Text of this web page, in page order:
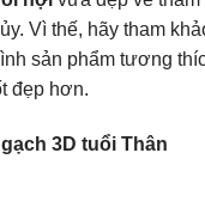
Vì thế, hãy tham
sản phẩm tương
đẹp hơn.
3D tuổi Thân